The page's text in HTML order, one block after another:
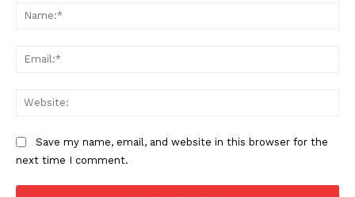
Save my name, email, and website in this browser for the
next time I comment.